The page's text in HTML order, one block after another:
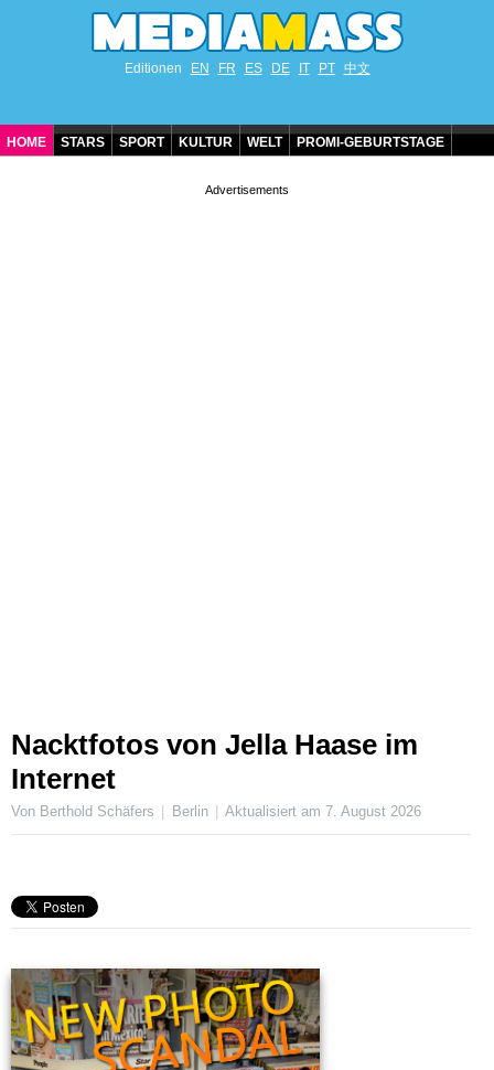
Editionen EN FR ES DE IT PT 中文
HOME STARS SPORT KULTUR WELT PROMI-GEBURTSTAGE
Nacktfotos von Jella Haase im
Internet
Von Berthold Schäfers Berlin Aktualisiert am 7. August 2026